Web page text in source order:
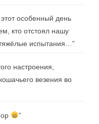
особенный день
кто отстоял нашу
испытания…”
настроения,
везения во
”